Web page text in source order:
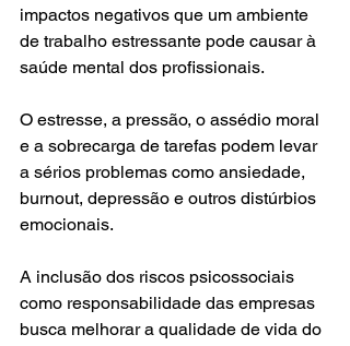
impactos negativos que um ambiente
de trabalho estressante pode causar à
saúde mental dos profissionais.
O estresse, a pressão, o assédio moral
e a sobrecarga de tarefas podem levar
a sérios problemas como ansiedade,
burnout, depressão e outros distúrbios
emocionais.
A inclusão dos riscos psicossociais
como responsabilidade das empresas
busca melhorar a qualidade de vida do